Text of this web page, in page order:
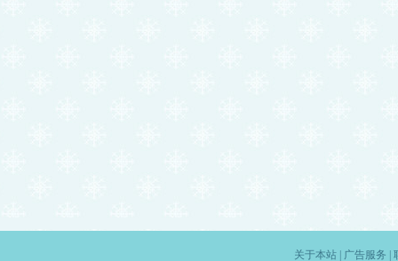
关于本站| 广告服务